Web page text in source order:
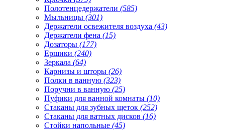
Полотенцедержатели (585)
Мыльницы (301)
Держатели освежителя воздуха (43)
Держатели фена (15)
Дозаторы (177)
Ершики (240)
Зеркала (64)
Карнизы и шторы (26)
Полки в ванную (323)
Поручни в ванную (25)
Пуфики для ванной комнаты (10)
Стаканы для зубных щеток (252)
Стаканы для ватных дисков (16)
Стойки напольные (45)